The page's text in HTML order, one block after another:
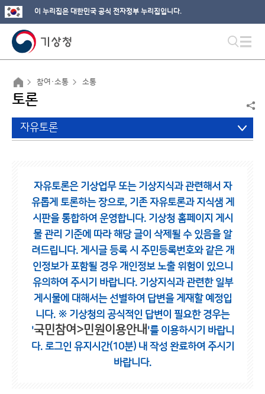
이 누리집은 대한민국 공식 전자정부 누리집입니다.
참여·소통 소통
토론
자유토론
자유토론은 기상업무 또는 기상지식과 관련해서 자
유롭게 토론하는 장으로, 기존 자유토론과 지식샘 게
시판을 통합하여 운영합니다. 기상청 홈페이지 게시
물 관리 기준에 따라 해당 글이 삭제될 수 있음을 알
려드립니다. 게시글 등록 시 주민등록번호와 같은 개
인정보가 포함될 경우 개인정보 노출 위험이 있으니
유의하여 주시기 바랍니다. 기상지식과 관련한 일부
게시물에 대해서는 선별하여 답변을 게재할 예정입
니다. ※ 기상청의 공식적인 답변이 필요한 경우는
'국민참여>민원이용안내 '를 이용하시기 바랍니
다. 로그인 유지시간(10분) 내 작성 완료하여 주시기
바랍니다.